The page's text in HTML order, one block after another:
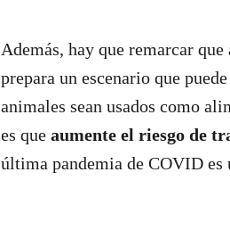
Además, hay que remarcar que
prepara un escenario que
animales sean usados como
es que aumente el riesgo de
última pandemia de COVID es